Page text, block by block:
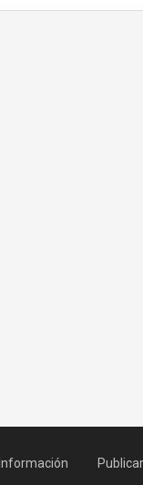
Información